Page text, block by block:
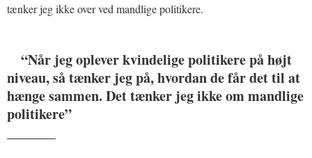
tænker jeg ikke over ved mandlige politikere.
“Når jeg oplever kvindelige politikere på højt
niveau, så tænker jeg på, hvordan de får det til at
hænge sammen. Det tænker jeg ikke om mandlige
politikere”